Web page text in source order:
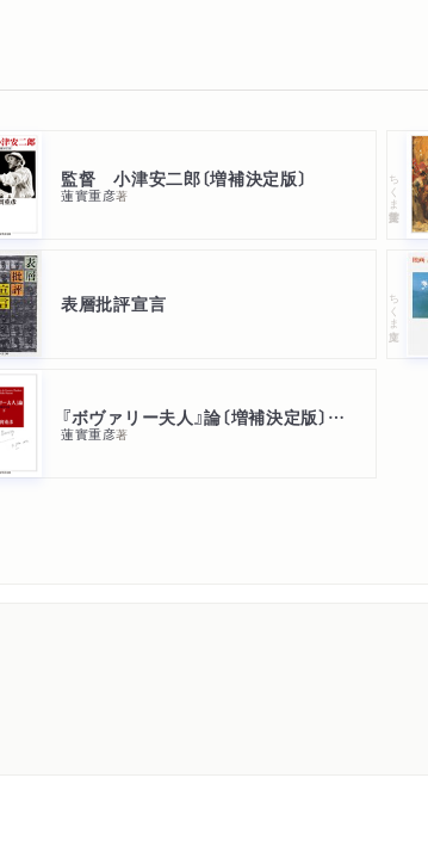
監督 小津安二郎〔増補決定版〕
蓮實重彦著 ちくま学芸文庫
表層批評宣言 ちくま文庫
『ボヴァリー夫人』論〔増補決定版〕 下
蓮實重彦著